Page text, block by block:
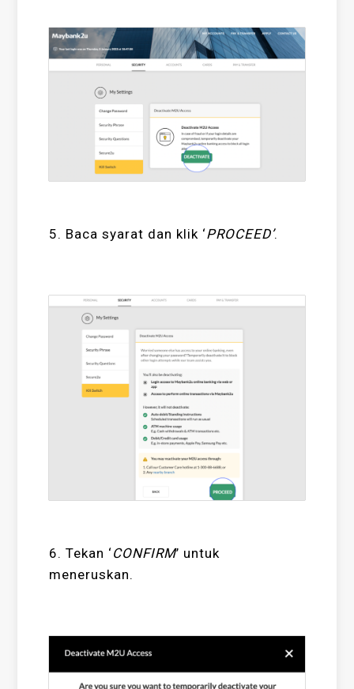
5. Baca syarat dan klik ‘PROCEED’.
6. Tekan ‘CONFIRM’ untuk
meneruskan.